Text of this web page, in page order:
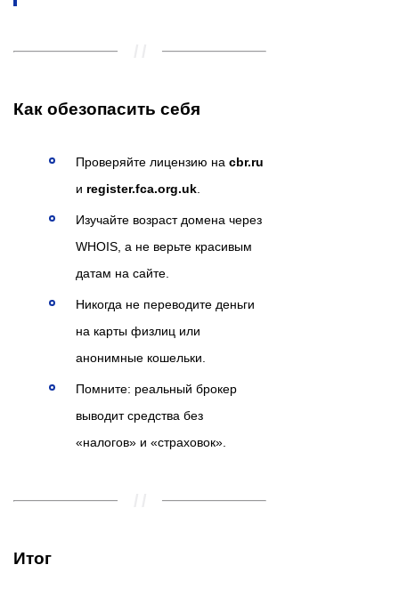
Как обезопасить себя
Проверяйте лицензию на cbr.ru
и register.fca.org.uk
Изучайте возраст домена через
WHOIS, а не верьте красивым
датам на сайте.
Никогда не переводите деньги
на карты физлиц или
анонимные кошельки.
Помните: реальный брокер
выводит средства без
«налогов» и «страховок».
Итог